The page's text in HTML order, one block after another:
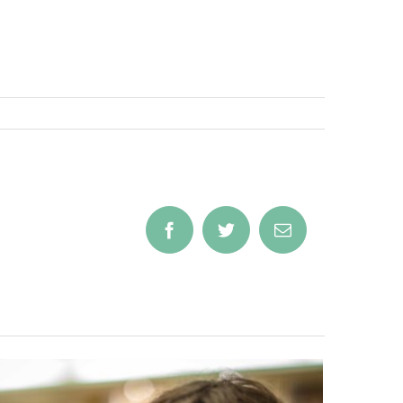
FacebookTwitter Email